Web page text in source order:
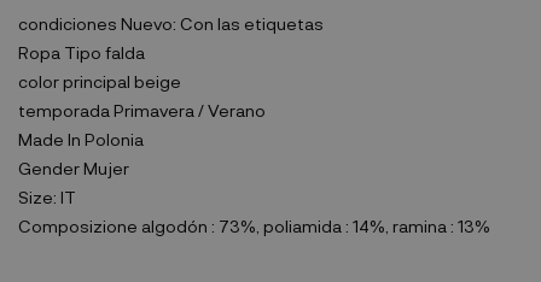
condiciones Nuevo: Con las etiquetas
Ropa Tipo falda
color principal beige
temporada Primavera / Verano
Made In Polonia
Gender Mujer
Size: IT
Composizione algodón : 73%, poliamida : 14%, ramina : 13%